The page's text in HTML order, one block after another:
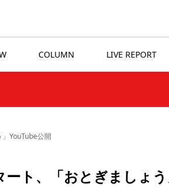
COLUMN LIVE REPORT
YouTube公開
ト、「おとぎましょ